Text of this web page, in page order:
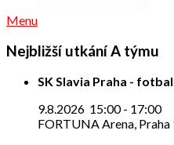
Menu
Nejbližší utkání A týmu
SK Slavia Praha -
9.8.2026 15:00- 17:00
FORTUNA Arena, Praha